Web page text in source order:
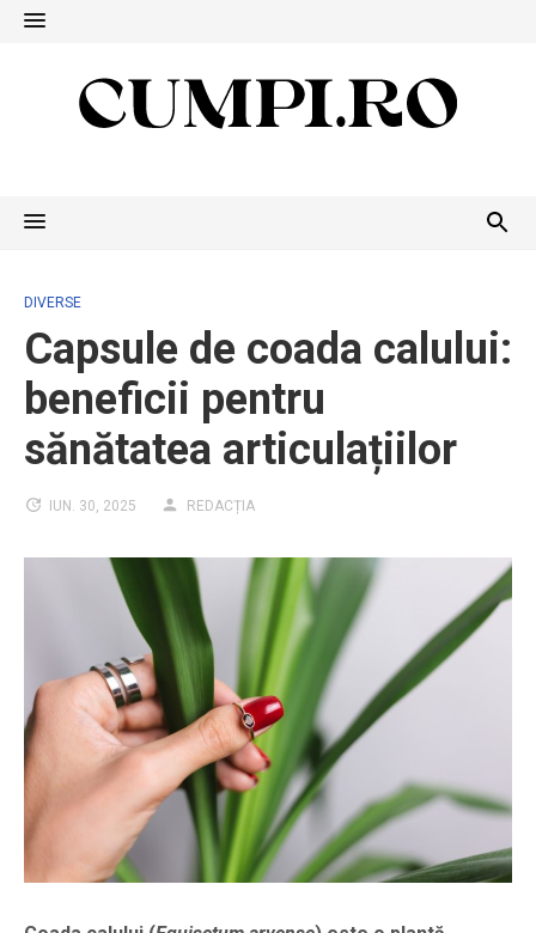
Skip
DIVERSE
Capsule de coada calului:
beneficii pentru
sănătatea articulațiilor
IUN. 30, 2025 REDACȚIA